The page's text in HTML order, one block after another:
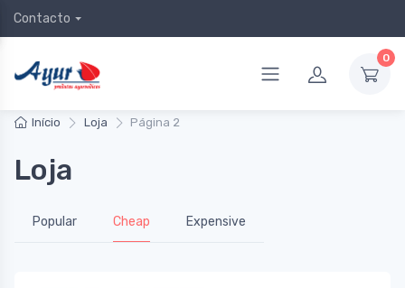
Contacto
0
Início Loja Página 2
Loja
Popular Cheap Expensive